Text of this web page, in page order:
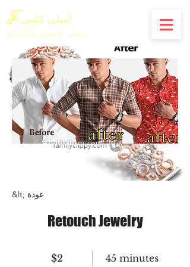
Fأميلي كليبي
&lt; عودة
Retouch Jewelry
$2 45 minutes